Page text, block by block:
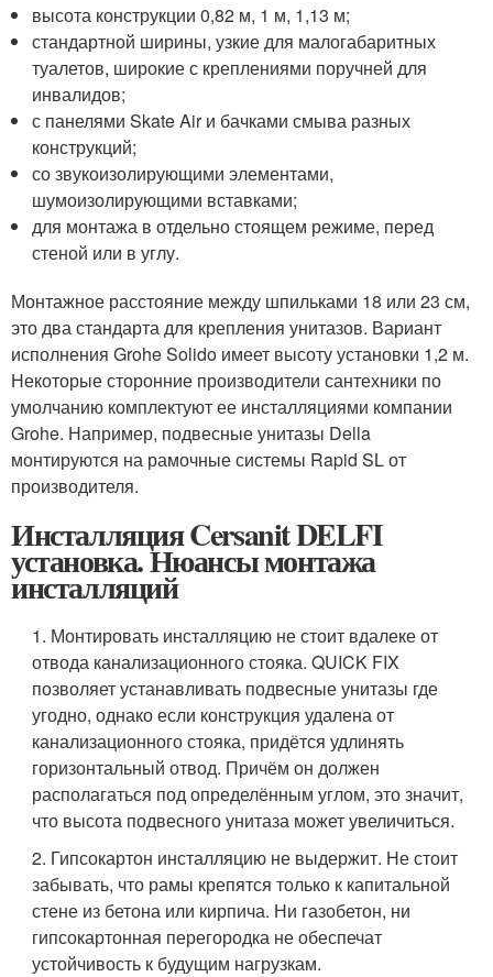
высота конструкции 0,82 м, 1 м, 1,13 м;
стандартной ширины, узкие для малогабаритных
туалетов, широкие с креплениями поручней для
инвалидов;
с панелями Skate Air и бачками смыва разных
конструкций;
со звукоизолирующими элементами,
шумоизолирующими вставками;
для монтажа в отдельно стоящем режиме, перед
стеной или в углу.
Монтажное расстояние между шпильками 18 или 23 см,
это два стандарта для крепления унитазов. Вариант
исполнения Grohe Solido имеет высоту установки 1,2 м.
Некоторые сторонние производители сантехники по
умолчанию комплектуют ее инсталляциями компании
Grohe. Например, подвесные унитазы Della
монтируются на рамочные системы Rapid SL от
производителя.
Инсталляция Cersanit DELFI
установка. Нюансы монтажа
инсталляций
1. Монтировать инсталляцию не стоит вдалеке от
отвода канализационного стояка. QUICK FIX
позволяет устанавливать подвесные унитазы где
угодно, однако если конструкция удалена от
канализационного стояка, придётся удлинять
горизонтальный отвод. Причём он должен
располагаться под определённым углом, это значит,
что высота подвесного унитаза может увеличиться.
2. Гипсокартон инсталляцию не выдержит. Не стоит
забывать, что рамы крепятся только к капитальной
стене из бетона или кирпича. Ни газобетон, ни
гипсокартонная перегородка не обеспечат
устойчивость к будущим нагрузкам.